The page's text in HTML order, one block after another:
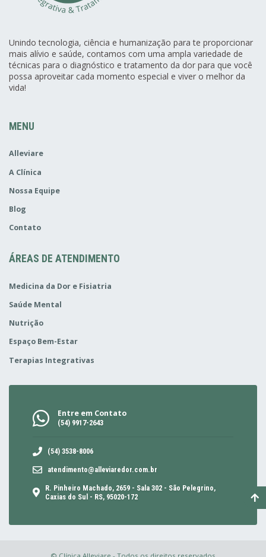
Unindo tecnologia, ciência e humanização para te proporcionar
mais alívio e saúde, contamos com uma ampla variedade de
técnicas para o diagnóstico e tratamento da dor para que você
possa aproveitar cada momento especial e viver o melhor da
vida!
MENU
Alleviare
A Clínica
Nossa Equipe
Blog
Contato
ÁREAS DE ATENDIMENTO
Medicina da Dor e Fisiatria
Saúde Mental
Nutrição
Espaço Bem-Estar
Terapias Integrativas
Entre em Contato
(54) 9917-2643
(54) 3538-8006
atendimento@alleviaredor.com.br
R. Pinheiro Machado, 2659 - Sala 302 - São Pelegrino,
Caxias do Sul - RS, 95020-172